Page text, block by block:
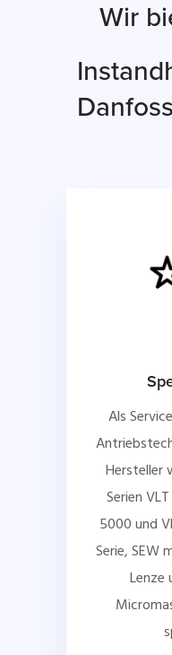
Wir
Als
Hersteller
Serien
5000 und
Serie, SEW
Lenze